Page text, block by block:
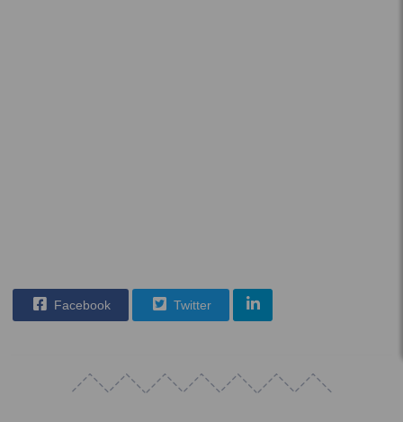
Facebook Twitter